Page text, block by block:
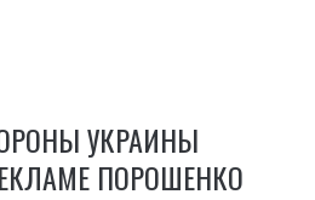
УКРАИНЫ
ПОРОШЕНКО